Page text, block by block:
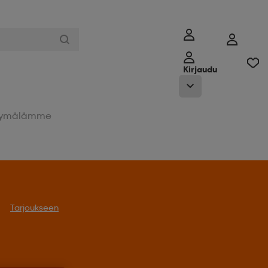
Kirjaudu
Tarjoukseen